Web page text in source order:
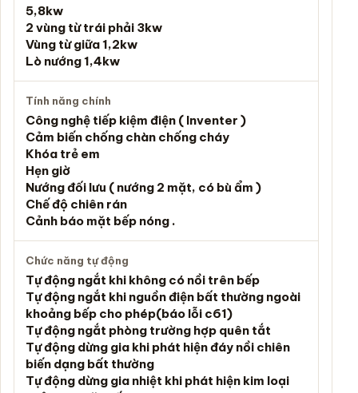
5,8kw
2 vùng từ trái phải 3kw
Vùng từ giữa 1,2kw
Lò nướng 1,4kw
Tính năng chính
Công nghệ tiếp kiệm điện ( Inventer )
Cảm biến chống chàn chống cháy
Khóa trẻ em
Hẹn giờ
Nướng đối lưu ( nướng 2 mặt, có bù ẩm )
Chế độ chiên rán
Cảnh báo mặt bếp nóng .
Chức năng tự động
Tự động ngắt khi không có nồi trên bếp
Tự động ngắt khi nguồn điện bất thường ngoài
khoảng bếp cho phép(báo lỗi c61)
Tự động ngắt phòng trường hợp quên tắt
Tự động dừng gia khi phát hiện đáy nồi chiên
biến dạng bất thường
Tự động dừng gia nhiệt khi phát hiện kim loại